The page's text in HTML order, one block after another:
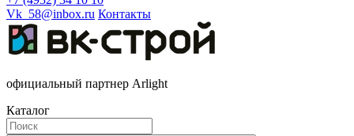
Vk_58@inbox.ru Контакты
официальный партнер Arlight
Каталог